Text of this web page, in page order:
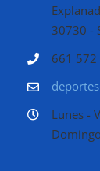
30730 -
661 572
Lunes -